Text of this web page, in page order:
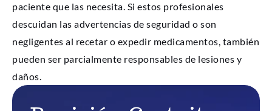
paciente que las necesita. Si estos profesionales
descuidan las advertencias de seguridad o son
negligentes al recetar o expedir medicamentos, también
pueden ser parcialmente responsables de lesiones y
daños.